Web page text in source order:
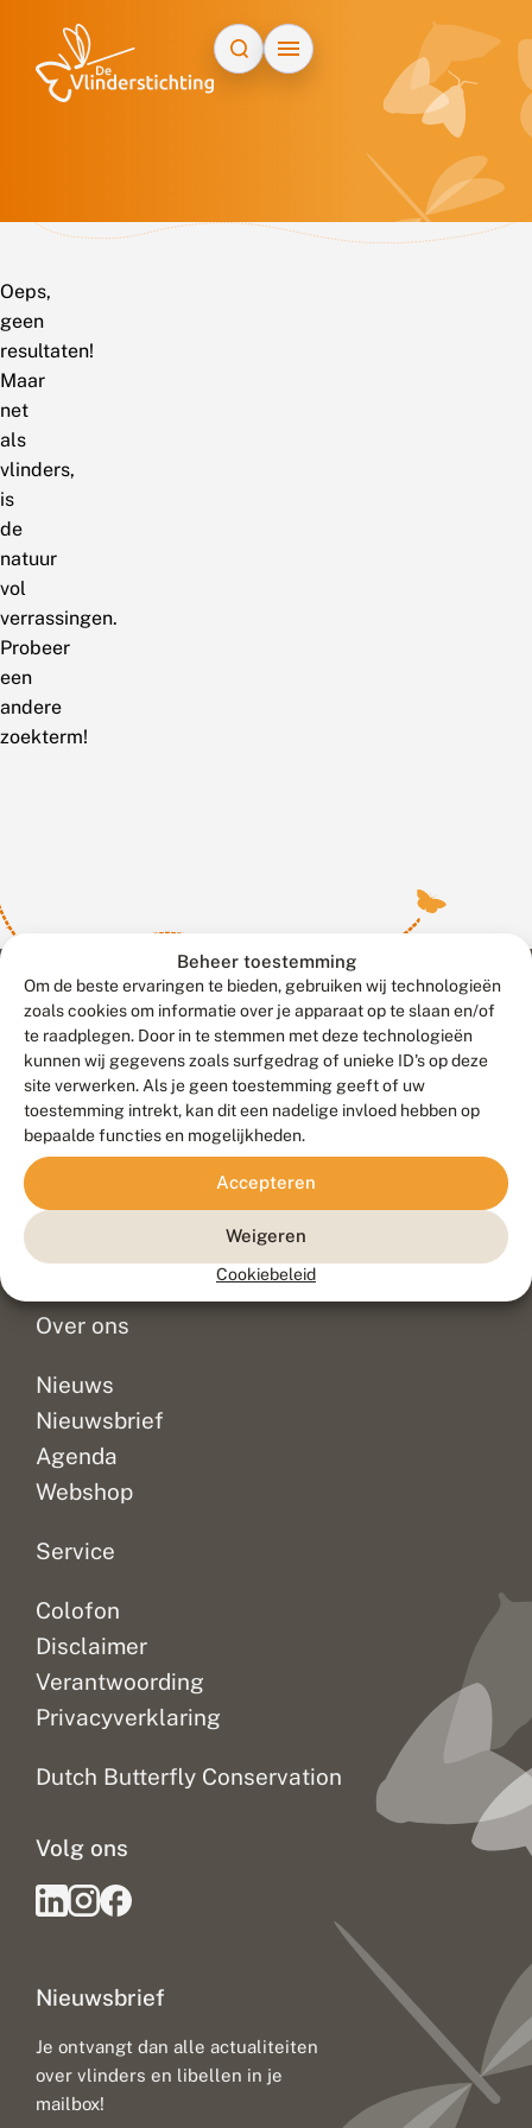
Beheer toestemming
Om de beste ervaringen te bieden, gebruiken wij technologieën
zoals cookies om informatie over je apparaat op te slaan en/of
te raadplegen. Door in te stemmen met deze technologieën
kunnen wij gegevens zoals surfgedrag of unieke ID's op deze
site verwerken. Als je geen toestemming geeft of uw
toestemming intrekt, kan dit een nadelige invloed hebben op
bepaalde functies en mogelijkheden.
Accepteren
Weigeren
Cookiebeleid
Oeps,
geen
resultaten!
Maar
net
als
vlinders,
is
de
natuur
vol
verrassingen.
Probeer
een
andere
zoekterm!
Contact
Veelgestelde vragen
Doneer
Over ons
Nieuws
Nieuwsbrief
Agenda
Webshop
Service
Colofon
Disclaimer
Verantwoording
Privacyverklaring
Dutch Butterfly Conservation
Nieuwsbrief
Je ontvangt dan alle actualiteiten
over vlinders en libellen in je
mailbox!
Volg ons
Meld waarnemingen© 2026 Vlinderstichting
Duurzaam ontwikkeld door
Go2People
, ontworpen door
Blue Field Agency
Privacy
Disclaimer
Sitemap